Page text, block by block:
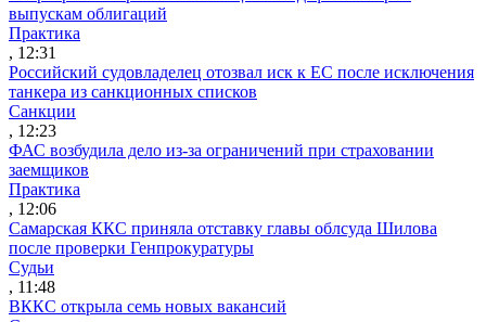
выпускам облигаций
Практика
, 12:31
Российский судовладелец отозвал иск к ЕС после исключения
танкера из санкционных списков
Санкции
, 12:23
ФАС возбудила дело из-за ограничений при страховании
заемщиков
Практика
, 12:06
Самарская ККС приняла отставку главы облсуда Шилова
после проверки Генпрокуратуры
Судьи
, 11:48
ВККС открыла семь новых вакансий